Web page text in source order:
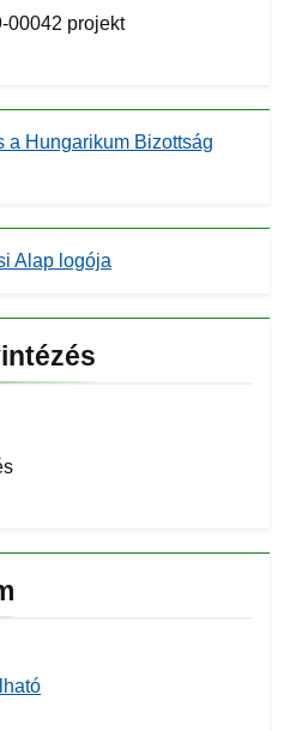
00042 projekt